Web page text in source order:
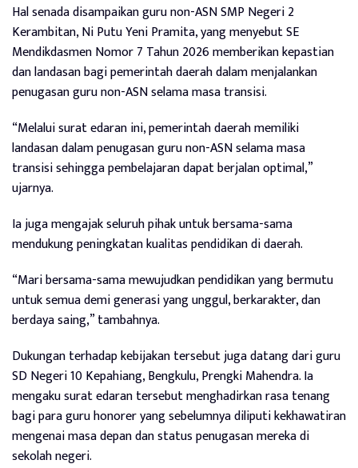
Hal senada disampaikan guru non-ASN SMP Negeri 2
Kerambitan, Ni Putu Yeni Pramita, yang menyebut SE
Mendikdasmen Nomor 7 Tahun 2026 memberikan kepastian
dan landasan bagi pemerintah daerah dalam menjalankan
penugasan guru non-ASN selama masa transisi.
“Melalui surat edaran ini, pemerintah daerah memiliki
landasan dalam penugasan guru non-ASN selama masa
transisi sehingga pembelajaran dapat berjalan optimal,”
ujarnya.
Ia juga mengajak seluruh pihak untuk bersama-sama
mendukung peningkatan kualitas pendidikan di daerah.
“Mari bersama-sama mewujudkan pendidikan yang bermutu
untuk semua demi generasi yang unggul, berkarakter, dan
berdaya saing,” tambahnya.
Dukungan terhadap kebijakan tersebut juga datang dari guru
SD Negeri 10 Kepahiang, Bengkulu, Prengki Mahendra. Ia
mengaku surat edaran tersebut menghadirkan rasa tenang
bagi para guru honorer yang sebelumnya diliputi kekhawatiran
mengenai masa depan dan status penugasan mereka di
sekolah negeri.